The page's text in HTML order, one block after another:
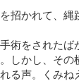
招かれて、縄
術をされたば
しかし、そ
る声。くみ